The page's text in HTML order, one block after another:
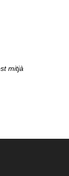
mitjà